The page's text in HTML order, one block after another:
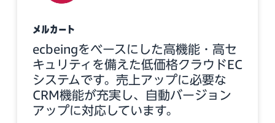
メルカート
ecbeingをベースにした高機能・高セ
キュリティを備えた低価格クラウドEC
システムです。売上アップに必要な
CRM機能が充実し、自動バージョン
アップに対応しています。